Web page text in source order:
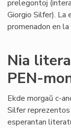
prelegontoj
Giorgio Silfer). La
promenadon en
Nia
PEN-
Ekde morgaŭ c-
Silfer
esperantan